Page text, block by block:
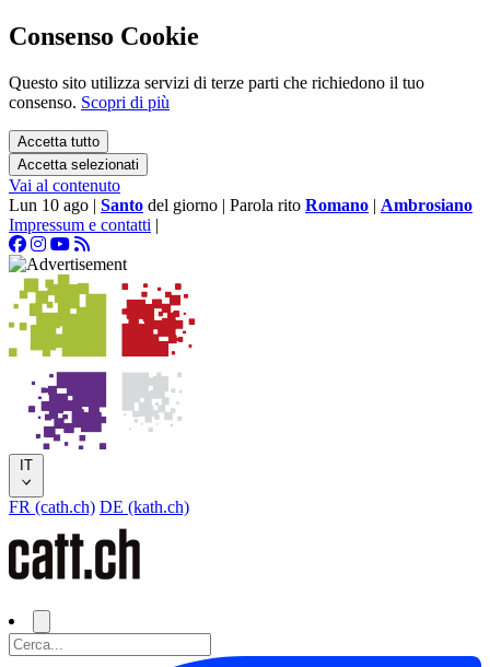
Consenso Cookie
Questo sito utilizza servizi di terze parti che richiedono il tuo
consenso. Scopri di più
Accetta tutto
Accetta selezionati
Vai al contenuto
Lun 10 ago | Santo del giorno | Parola rito Romano | Ambrosiano
Impressum e contatti |
IT
FR (cath.ch) DE (kath.ch)